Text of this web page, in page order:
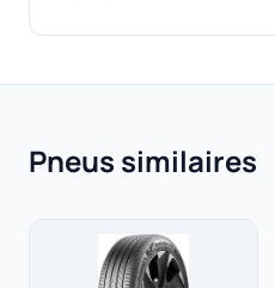
Pneus similaires